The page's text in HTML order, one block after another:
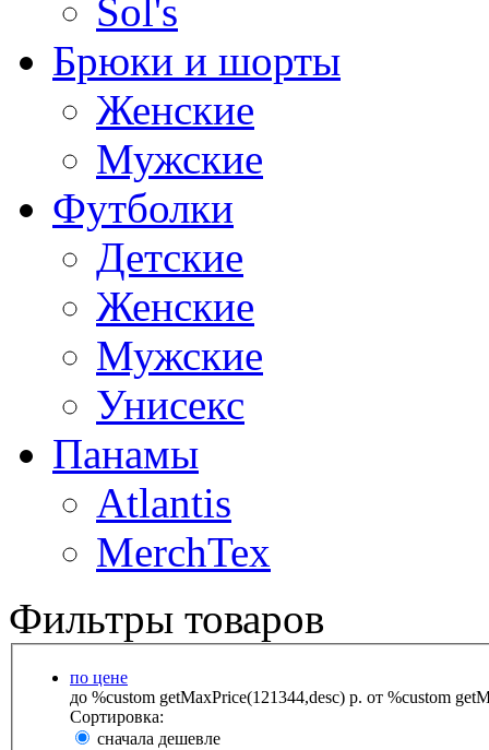
Sol's
Брюки и шорты
Женские
Мужские
Футболки
Детские
Женские
Мужские
Унисекс
Панамы
Atlantis
MerchTex
Фильтры товаров
по цене
до %custom getMaxPrice(121344,desc) р. от %custom
Сортировка:
сначала дешевле